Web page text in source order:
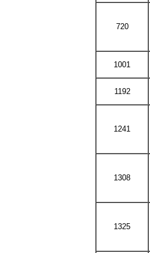
720
1001
1192
1241
1308
1325